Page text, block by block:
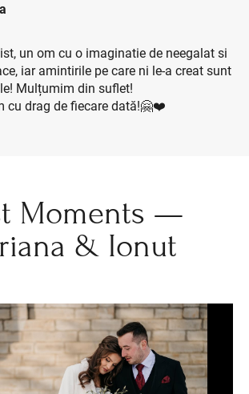
un om cu o imaginatie de neegalat si
iar amintirile pe care ni le-a creat sunt
Mulțumim din suflet!
cu drag de fiecare dată!🤗❤️
Moments —
& Ionut